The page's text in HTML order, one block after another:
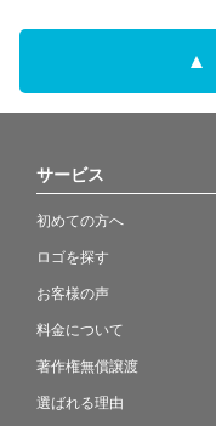
サービス
初めての方へ
ロゴを探す
お客様の声
料金について
著作権無償譲渡
選ばれる理由